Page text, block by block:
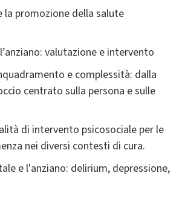
la promozione della salute
valutazione e intervento
e complessità: dalla
centrato sulla persona e sulle
di intervento psicosociale per le
nei diversi contesti di cura.
e l'anziano: delirium, depressione,